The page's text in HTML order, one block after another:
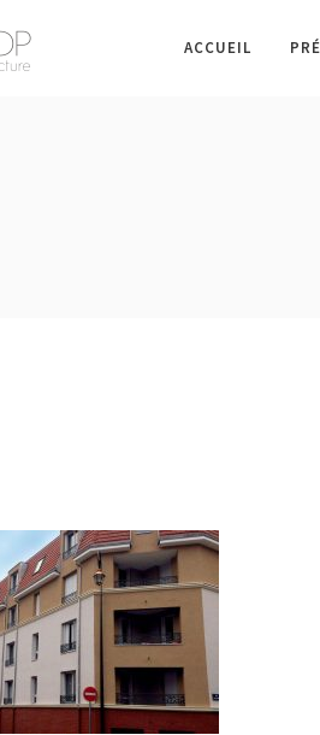
ACCUEIL